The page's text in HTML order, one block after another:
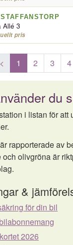
STAFFANSTORP
Allé 3
pris
< 1 2 3 4
du
i listan för att
rapporterade av
olivgröna är
&
för din bil
2026